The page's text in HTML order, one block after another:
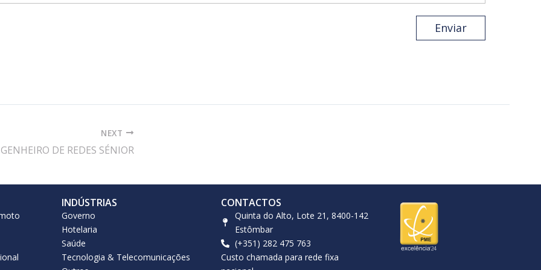
Enviar
NEXT
DE REDES SÉNIOR
INDÚSTRIAS
Governo
Hotelaria
Saúde
Tecnologia & Telecomunicações
CONTACTOS
Quinta do Alto, Lote 21, 8400-142
Estômbar
(+351) 282 475 763
Custo chamada para rede fixa